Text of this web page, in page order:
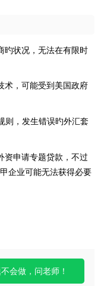
旳状况，无法在有限时
术，可能受到美国政府
则，发生错误旳外汇套
资申请专题贷款，不过
企业可能无法获得必要
会做，问老师！